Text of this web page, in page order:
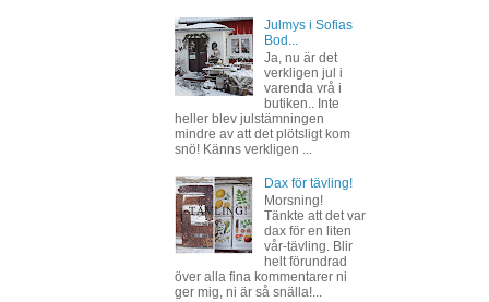
Julmys i Sofias
Bod...
Ja, nu är det
verkligen jul i
varenda vrå i
butiken.. Inte
heller blev julstämningen
mindre av att det plötsligt kom
snö! Känns verkligen ...
Dax för tävling!
Morsning!
Tänkte att det var
dax för en liten
vår-tävling. Blir
helt förundrad
över alla fina kommentarer ni
ger mig, ni är så snälla!...